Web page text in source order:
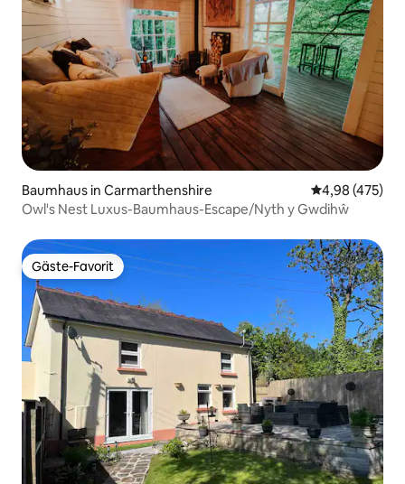
Baumhaus in Carmarthenshire
4,98 (475)
Owl's Nest Luxus-Baumhaus-Escape/Nyth y Gwdihŵ
Gäste-Favorit
Gäste-Favorit